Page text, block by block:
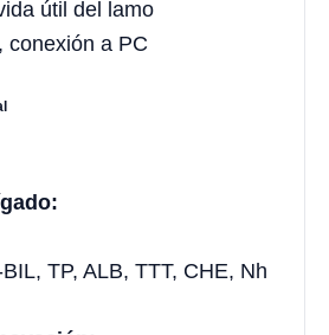
útil del lamo
conexión a PC
TP, ALB, TTT, CHE, Nh